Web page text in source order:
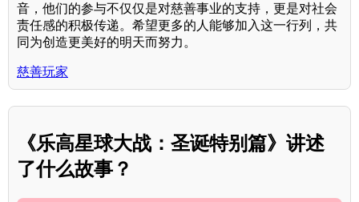
音，他们的参与不仅仅是对慈善事业的支持，更是对社会
责任感的积极传递。希望更多的人能够加入这一行列，共
同为创造更美好的明天而努力。
慈善玩家
《乐高星球大战：圣诞特别篇》讲述
了什么故事？